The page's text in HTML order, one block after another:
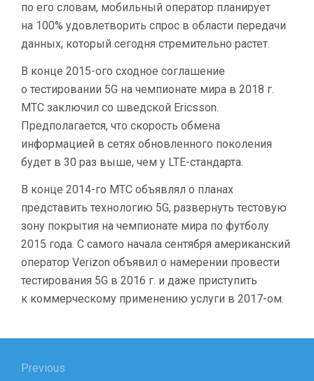
по его словам, мобильный оператор планирует
на 100% удовлетворить спрос в области передачи
данных, который сегодня стремительно растет.
В конце 2015-ого сходное соглашение
о тестировании 5G на чемпионате мира в 2018 г.
МТС заключил со шведской Ericsson.
Предполагается, что скорость обмена
информацией в сетях обновленного поколения
будет в 30 раз выше, чем у LTE-стандарта.
В конце 2014-го МТС объявлял о планах
представить технологию 5G, развернуть тестовую
зону покрытия на чемпионате мира по футболу
2015 года. С самого начала сентября американский
оператор Verizon объявил о намерении провести
тестирования 5G в 2016 г. и даже приступить
к коммерческому применению услуги в 2017-ом.
поPrevious